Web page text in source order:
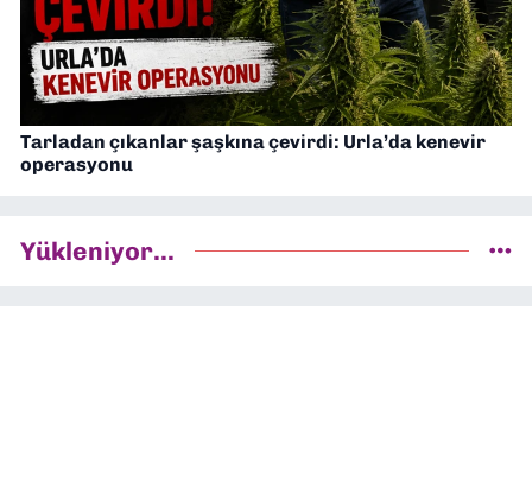
Tarladan çıkanlar şaşkına çevirdi: Urla’da kenevir
operasyonu
Yükleniyor...